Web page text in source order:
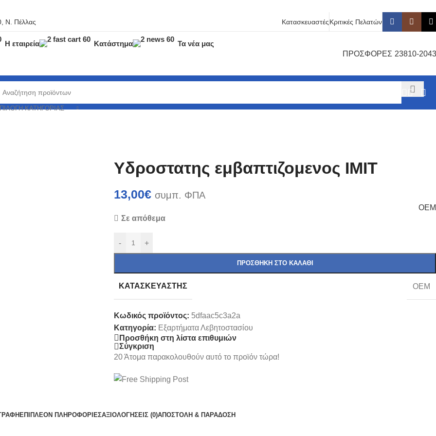
Ν. Πέλλας ΚατασκευαστέςΚριτικές Πελατών
Η εταιρεία Κατάστημα
Τα νέα μας
ΠΡΟΣΦΟΡΕΣ 23810-
ΚΑΤΗΓΟΡΊΑΣ
Yδροστατης εμβαπτιζομενος ΙΜΙΤ
13,00€ συμπ. ΦΠΑ
OEM
Σε απόθεμα
- +
ΠΡΟΣΘΉΚΗ ΣΤΟ ΚΑΛΆΘΙ
ΚΑΤΑΣΚΕΥΑΣΤΉΣ OEM
Κωδικός προϊόντος: 5dfaac5c3a2a
Κατηγορία: Εξαρτήματα Λεβητοστασίου
Προσθήκη στη λίστα επιθυμιών
Σύγκριση
20Άτομα παρακολουθούν αυτό το προϊόν τώρα!
ΕΠΙΠΛΈΟΝ ΠΛΗΡΟΦΟΡΊΕΣΑΞΙΟΛΟΓΉΣΕΙΣ (0)ΑΠΟΣΤΟΛΉ & ΠΑΡΆΔΟΣΗ